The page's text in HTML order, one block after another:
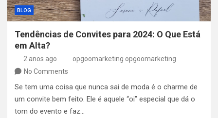
BLOG
Tendências de Convites para 2024: O Que Está
em Alta?
2 anos ago
opgoomarketing opgoomarketing
No Comments
Se tem uma coisa que nunca sai de moda é o charme de
um convite bem feito. Ele é aquele “oi” especial que dá o
tom do evento e faz…